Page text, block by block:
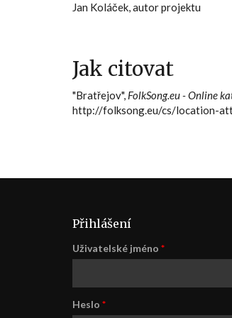
Jan Koláček, autor projektu
Jak citovat
"Bratřejov", FolkSong.eu - Online
http://folksong.eu/cs/location-
Přihlášení
Uživatelské jméno *
Heslo *